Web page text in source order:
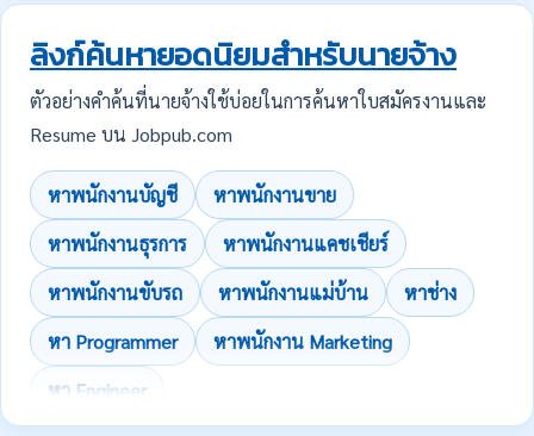
ลิงก์ค้นหายอดนิยมสำหรับนายจ้าง
ตัวอย่างคำค้นที่นายจ้างใช้บ่อยในการค้นหาใบสมัครงานและ
Resume บน Jobpub.com
หาพนักงานบัญชี
หาพนักงานขาย
หาพนักงานธุรการ
หาพนักงานแคชเชียร์
หาพนักงานขับรถ
หาพนักงานแม่บ้าน
หาช่าง
หา Programmer
หาพนักงาน Marketing
หา Engineer